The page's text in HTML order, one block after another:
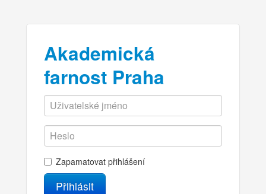
Akademická
farnost Praha
Zapamatovat přihlášení
Přihlásit